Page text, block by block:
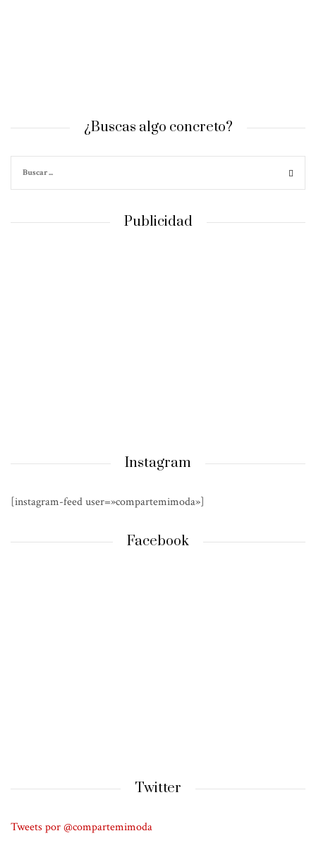
¿Buscas algo concreto?
Publicidad
Instagram
[instagram-feed user=»compartemimoda»]
Facebook
Twitter
Tweets por @compartemimoda